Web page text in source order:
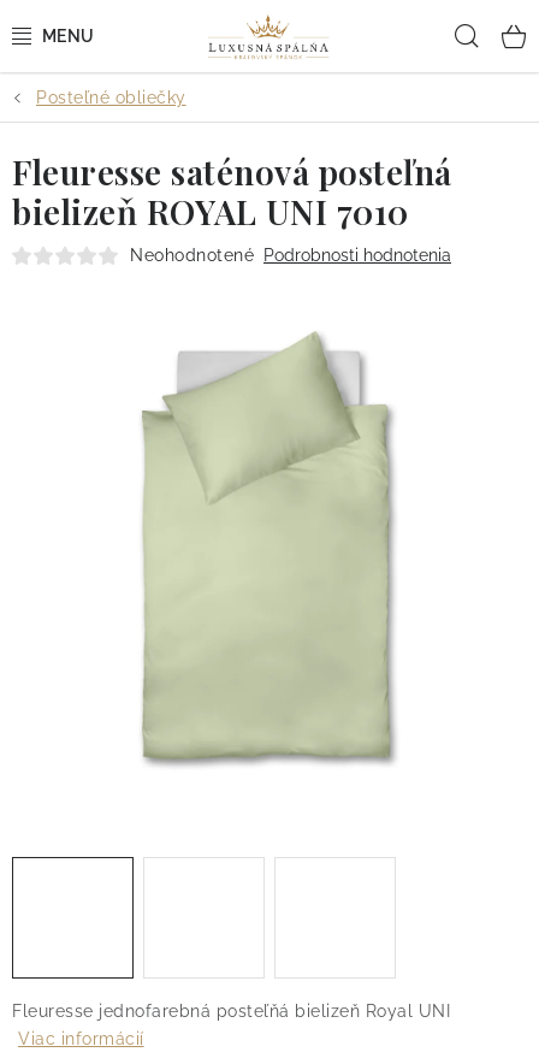
na
POSTEĽNÉ OBLIEČKY
POSTEĽNÉ PLACHTY
PREHOZY A PAPLÓNY
KÚPEĽŇA + WELLNESS
Posteľné obliečky
Fleuresse jednofarebná posteľňá bielizeň Royal UNI
Viac informácií
Fleuresse saténová posteľná
bielizeň ROYAL UNI 7010
Neohodnotené Podrobnosti hodnotenia